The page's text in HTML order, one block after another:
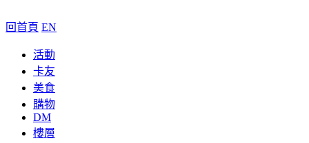
回首頁 EN
活動
卡友
美食
購物
DM
樓層